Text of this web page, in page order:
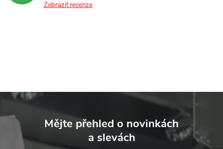
Zobrazit recenze
á
Mějte přehled o novinkách
a slevách